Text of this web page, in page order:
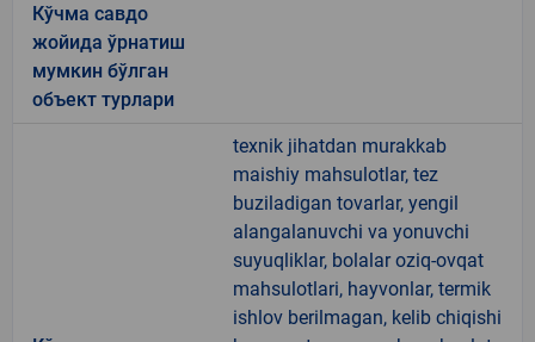
Кўчма савдо
жойида ўрнатиш
мумкин бўлган
объект турлари
texnik jihatdan murakkab
maishiy mahsulotlar, tez
buziladigan tovarlar, yengil
alangalanuvchi va yonuvchi
suyuqliklar, bolalar oziq-ovqat
mahsulotlari, hayvonlar, termik
ishlov berilmagan, kelib chiqishi